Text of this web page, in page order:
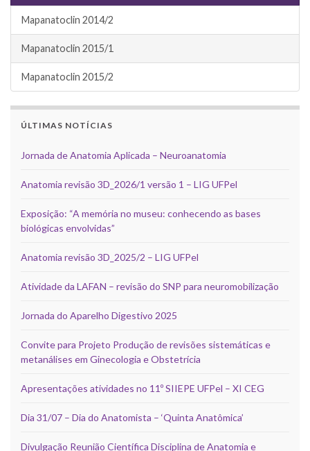
Mapanatoclin 2014/2
Mapanatoclin 2015/1
Mapanatoclin 2015/2
ÚLTIMAS NOTÍCIAS
Jornada de Anatomia Aplicada – Neuroanatomia
Anatomia revisão 3D_2026/1 versão 1 – LIG UFPel
Exposição: “A memória no museu: conhecendo as bases
biológicas envolvidas”
Anatomia revisão 3D_2025/2 – LIG UFPel
Atividade da LAFAN – revisão do SNP para neuromobilização
Jornada do Aparelho Digestivo 2025
Convite para Projeto Produção de revisões sistemáticas e
metanálises em Ginecologia e Obstetrícia
Apresentações atividades no 11º SIIEPE UFPel – XI CEG
Dia 31/07 – Dia do Anatomista – ‘Quinta Anatômica’
Divulgação Reunião Científica Disciplina de Anatomia e